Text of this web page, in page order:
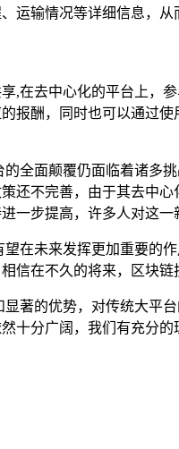
运输情况等详细信息，从
,在去中心化的平台上，
报酬，同时也可以通过
全面颠覆仍面临着诸多
还不完善，由于其去中
一步提高，许多人对这一
在未来发挥更加重要
信在不久的将来，区块
著的优势，对传统大平
十分广阔，我们有充分